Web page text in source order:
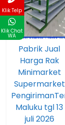
Pabrik Jual
Harga Rak
Minimarket
Supermarket
Maluku tgl 13
juli 2026
Klik Telp
Klik Chat
WA